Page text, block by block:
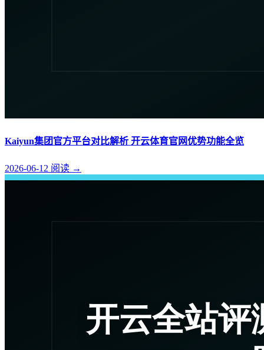
Kaiyun集团官方平台对比解析 开云体育官网优势功能全览
2026-06-12 阅读 →